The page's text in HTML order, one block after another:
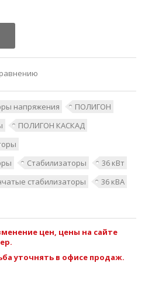
напряжения
ПОЛИГОН
ПОЛИГОН КАСКАД
Стабилизаторы
36 кВт
стабилизаторы
36 кВА
цен, цены на сайте
уточнять в офисе продаж.